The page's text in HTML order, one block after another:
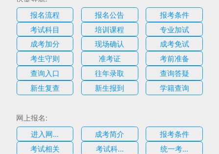
报名流程
报名公告
报考条件
考试科目
培训课程
专业加试
成考加分
现场确认
成考免试
考生守则
准考证
考前准备
查询入口
往年录取
查询答疑
新生复查
新生报到 学籍查询
网上报名:
进入网...
成考简介
报考条件
考试相关
考试科...
统一考...